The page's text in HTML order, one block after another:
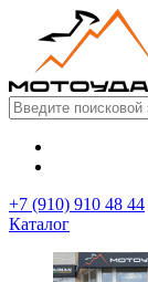
+7 (910) 910 48 44
Каталог